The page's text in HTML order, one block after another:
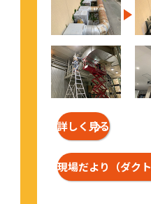
詳しく見る
現場だより（ダク